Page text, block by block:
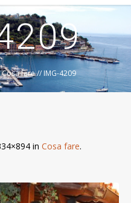
Cosa fare//IMG-4209
in Cosa fare.